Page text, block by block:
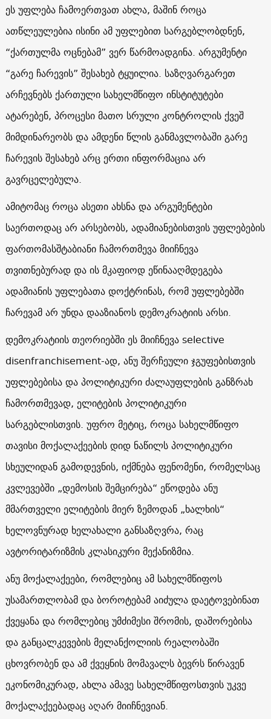
ეს უფლება ჩამოერთვათ ახლა, მაშინ როცა
ათწლეულებია ისინი ამ უფლებით სარგებლობდნენ,
“ქართულმა ოცნებამ” ვერ წარმოადგინა. არგუმენტი
“გარე ჩარევის” შესახებ ტყუილია. საზღვარგარეთ
არჩევნებს ქართული სახელმწიფო ინსტიტუტები
ატარებენ, პროცესი მათო სრული კონტროლის ქვეშ
მიმდინარეობს და ამდენი წლის განმავლობაში გარე
ჩარევის შესახებ არც ერთი ინფორმაცია არ
გავრცელებულა.
ამიტომაც როცა ასეთი ახსნა და არგუმენტები
საერთოდაც არ არსებობს, ადამიანებისთვის უფლებების
ფართომასშტაბიანი ჩამორთმევა მიიჩნევა
თვითნებურად და ის მკაფიოდ ეწინააღმდეგება
ადამიანის უფლებათა დოქტრინას, რომ უფლებებში
ჩარევამ არ უნდა დააზიანოს დემოკრატიის არსი.
დემოკრატიის თეორიებში ეს მიიჩნევა selective
disenfranchisement-ად, ანუ შერჩეული ჯგუფებისთვის
უფლებებისა და პოლიტიკური ძალაუფლების განზრახ
ჩამორთმევად, ელიტების პოლიტიკური
სარგებლისთვის. უფრო მეტიც, როცა სახელმწიფო
თავისი მოქალაქეების დიდ ნაწილს პოლიტიკური
სხეულიდან გამოდევნის, იქმნება ფენომენი, რომელსაც
კვლევებში „დემოსის შემცირება“ ეწოდება ანუ
მმართველი ელიტების მიერ ზემოდან „ხალხის“
ხელოვნურად ხელახალი განსაზღვრა, რაც
ავტორიტარიზმის კლასიკური მექანიზმია.
ანუ მოქალაქეები, რომლებიც ამ სახელმწიფოს
უსამართლობამ და ბოროტებამ აიძულა დაეტოვებინათ
ქვეყანა და რომლებიც უმძიმესი შრომის, დაშორებისა
და განცალკევების მელანქოლიის რეალობაში
ცხოვრობენ და ამ ქვეყნის მომავალს ბევრს წირავენ
ეკონომიკურად, ახლა ამავე სახელმწიფოსთვის უკვე
მოქალაქეებადაც აღარ მიიჩნევიან.